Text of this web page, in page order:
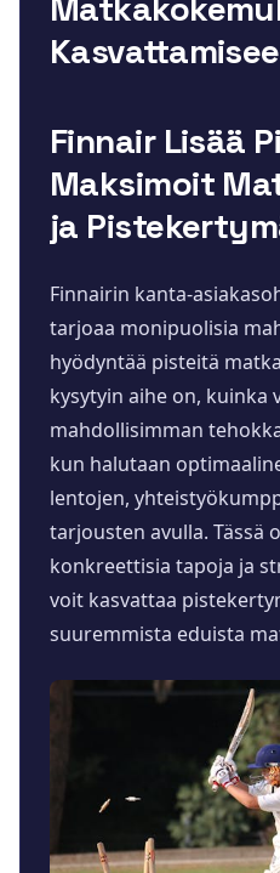
Finnair Lisää
Maksimoit
ja
Finnairin kanta-
tarjoaa monipuolisia
hyödyntää pisteitä
kysytyin aihe on, kuinka
mahdollisimman
kun halutaan
lentojen,
tarjousten avulla. Tässä
konkreettisia tapoja ja
voit kasvattaa
suuremmista eduista